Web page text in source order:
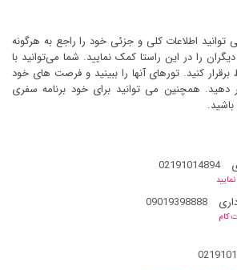
اطلاعات کلی و جزئی خود را راجع به هرگونه
را در این راستا کمک نمایید. شما می‌توانید با
کنید. تورهای آنها را ببینید و فرصت های خود
دهید. همچنین می توانید برای خود برنامه سفری
02191014894
09019398888
کام